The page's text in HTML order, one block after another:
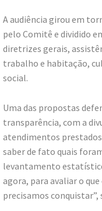
A audiência girou em
pelo Comitê e dividido
diretrizes gerais,
trabalho e habitação,
social.
Uma das propostas
transparência, com a
atendimentos
saber de fato quais
levantamento
agora, para avaliar o
precisamos conquistar”,